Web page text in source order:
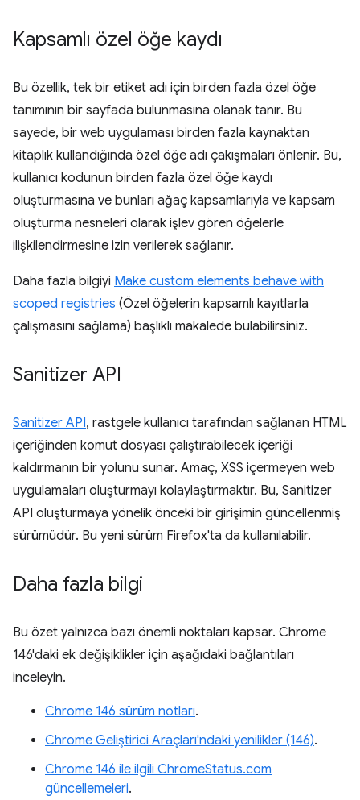
Kapsamlı özel öğe kaydı
Bu özellik, tek bir etiket adı için birden fazla özel öğe
tanımının bir sayfada bulunmasına olanak tanır. Bu
sayede, bir web uygulaması birden fazla kaynaktan
kitaplık kullandığında özel öğe adı çakışmaları önlenir. Bu,
kullanıcı kodunun birden fazla özel öğe kaydı
oluşturmasına ve bunları ağaç kapsamlarıyla ve kapsam
oluşturma nesneleri olarak işlev gören öğelerle
ilişkilendirmesine izin verilerek sağlanır.
Daha fazla bilgiyi Make custom elements behave with
scoped registries (Özel öğelerin kapsamlı kayıtlarla
çalışmasını sağlama) başlıklı makalede bulabilirsiniz.
Sanitizer API
Sanitizer API, rastgele kullanıcı tarafından sağlanan HTML
içeriğinden komut dosyası çalıştırabilecek içeriği
kaldırmanın bir yolunu sunar. Amaç, XSS içermeyen web
uygulamaları oluşturmayı kolaylaştırmaktır. Bu, Sanitizer
API oluşturmaya yönelik önceki bir girişimin güncellenmiş
sürümüdür. Bu yeni sürüm Firefox'ta da kullanılabilir.
Daha fazla bilgi
Bu özet yalnızca bazı önemli noktaları kapsar. Chrome
146'daki ek değişiklikler için aşağıdaki bağlantıları
inceleyin.
Chrome 146 sürüm notları.
Chrome Geliştirici Araçları'ndaki yenilikler (146).
Chrome 146 ile ilgili ChromeStatus.com
güncellemeleri.